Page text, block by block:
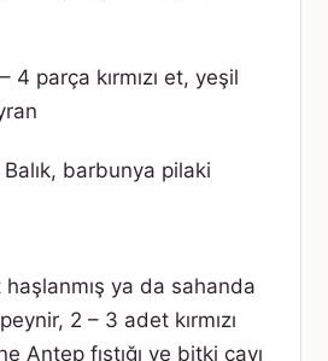
4 parça kırmızı et, yeşil
Balık, barbunya pilaki
ya da sahanda
2 – 3 adet kırmızı
Antep fıstığı ve bitki çayı